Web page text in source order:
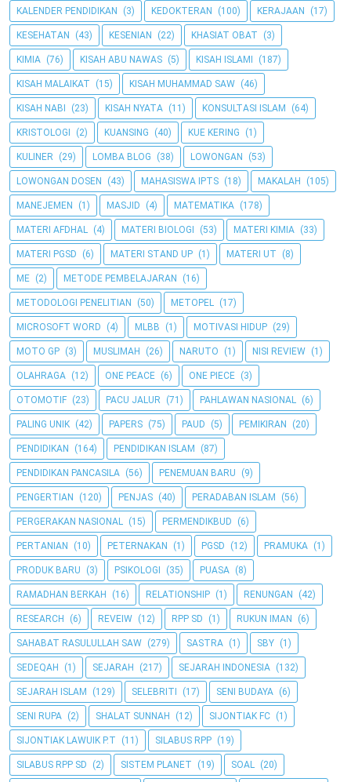
KALENDER PENDIDIKAN (3) KEDOKTERAN (100) KERAJAAN (17)
KESEHATAN (43) KESENIAN (22) KHASIAT OBAT (3)
KIMIA (76) KISAH ABU NAWAS (5) KISAH ISLAMI (187)
KISAH MALAIKAT (15) KISAH MUHAMMAD SAW (46)
KISAH NABI (23) KISAH NYATA (11) KONSULTASI ISLAM (64)
KRISTOLOGI (2) KUANSING (40) KUE KERING (1)
KULINER (29) LOMBA BLOG (38) LOWONGAN (53)
LOWONGAN DOSEN (43) MAHASISWA IPTS (18) MAKALAH (105)
MANEJEMEN (1) MASJID (4) MATEMATIKA (178)
MATERI AFDHAL (4) MATERI BIOLOGI (53) MATERI KIMIA (33)
MATERI PGSD (6) MATERI STAND UP (1) MATERI UT (8)
ME (2) METODE PEMBELAJARAN (16)
METODOLOGI PENELITIAN (50) METOPEL (17)
MICROSOFT WORD (4) MLBB (1) MOTIVASI HIDUP (29)
MOTO GP (3) MUSLIMAH (26) NARUTO (1) NISI REVIEW (1)
OLAHRAGA (12) ONE PEACE (6) ONE PIECE (3)
OTOMOTIF (23) PACU JALUR (71) PAHLAWAN NASIONAL (6)
PALING UNIK (42) PAPERS (75) PAUD (5) PEMIKIRAN (20)
PENDIDIKAN (164) PENDIDIKAN ISLAM (87)
PENDIDIKAN PANCASILA (56) PENEMUAN BARU (9)
PENGERTIAN (120) PENJAS (40) PERADABAN ISLAM (56)
PERGERAKAN NASIONAL (15) PERMENDIKBUD (6)
PERTANIAN (10) PETERNAKAN (1) PGSD (12) PRAMUKA (1)
PRODUK BARU (3) PSIKOLOGI (35) PUASA (8)
RAMADHAN BERKAH (16) RELATIONSHIP (1) RENUNGAN (42)
RESEARCH (6) REVEIW (12) RPP SD (1) RUKUN IMAN (6)
SAHABAT RASULULLAH SAW (279) SASTRA (1) SBY (1)
SEDEQAH (1) SEJARAH (217) SEJARAH INDONESIA (132)
SEJARAH ISLAM (129) SELEBRITI (17) SENI BUDAYA (6)
SENI RUPA (2) SHALAT SUNNAH (12) SIJONTIAK FC (1)
SIJONTIAK LAWUIK P.T (11) SILABUS RPP (19)
SILABUS RPP SD (2) SISTEM PLANET (19) SOAL (20)